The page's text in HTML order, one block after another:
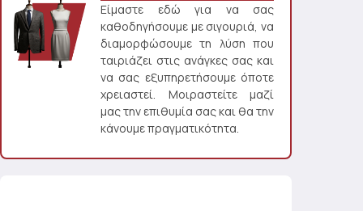
Είμαστε εδώ για να σας
καθοδηγήσουμε με σιγουριά, να
διαμορφώσουμε τη λύση που
ταιριάζει στις ανάγκες σας και
να σας εξυπηρετήσουμε όποτε
χρειαστεί. Μοιραστείτε μαζί
μας την επιθυμία σας και θα την
κάνουμε πραγματικότητα.